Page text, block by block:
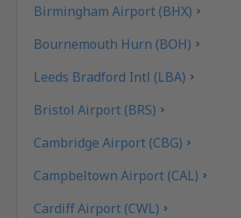
Birmingham Airport (BHX)
Bournemouth Hurn (BOH)
Leeds Bradford Intl (LBA)
Bristol Airport (BRS)
Cambridge Airport (CBG)
Campbeltown Airport (CAL)
Cardiff Airport (CWL)